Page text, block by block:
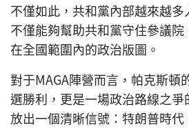
不僅如此，共和黨內部越來越
不僅能夠幫助共和黨守住參議
在全國範圍內的政治版圖。
對于MAGA陣營而言，帕克斯頓
選勝利，更是一場政治路線之
放出一個清晰信號：特朗普時代